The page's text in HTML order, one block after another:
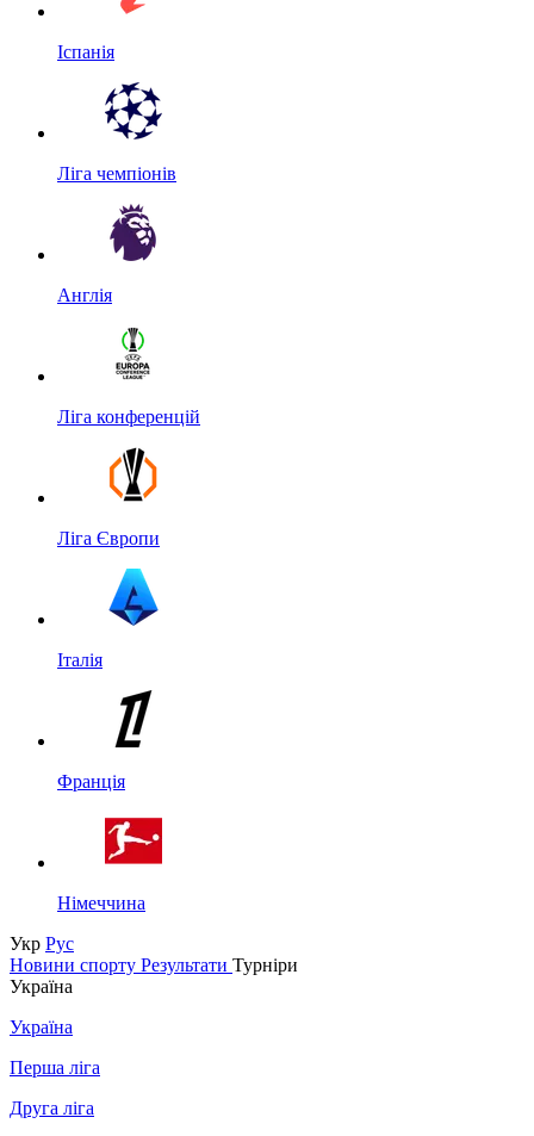
Іспанія
Ліга чемпіонів
Англія
Ліга конференцій
Ліга Європи
Італія
Франція
Німеччина
Укр Рус
Новини спорту Результати Турніри
Україна
Україна
Перша ліга
Друга ліга